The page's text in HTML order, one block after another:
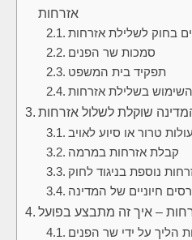
אזרחות
בחוק לשלילת אזרחות
סמכות שר הפנים
תפקיד בית המשפט
השימוש בשלילת אזרחות
שוקלת לשלול אזרחות
טרור או סיוע לאויב
קבלת אזרחות במרמה
נוספת בניגוד לחוק
חיוניים של המדינה
– איך זה מתבצע בפועל
הליך על ידי שר הפנים